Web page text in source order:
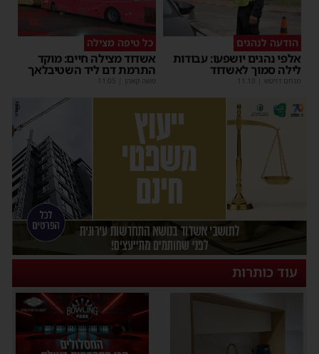
הודעה לנהגים
אלפי נהגים יושפעו: עבודות
לילה סמוך לאשדוד
מנחם דויטש 11:10
כל טיפה מצילה
אשדוד מצילה חיים: מוקד
התרמת דם ליד השטיבלאך
משה קאהן 11:05
עוד כותרות